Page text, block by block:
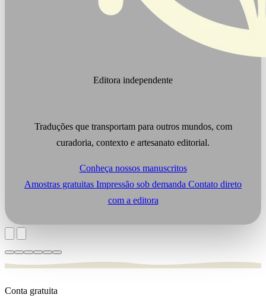
Editora independente
Traduções que transportam para outros mundos, com
curadoria, contexto e artesanato editorial.
Conheça nossos manuscritos
Amostras gratuitas Impressão sob demanda Contato direto
com a editora
Conta gratuita